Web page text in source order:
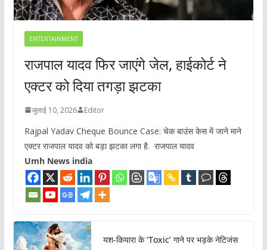
ENTERTAINMENT
राजपाल यादव फिर जाएंगे जेल, हाईकोर्ट ने
एक्टर को दिया तगड़ा झटका
जुलाई 10, 2026 Editor
Rajpal Yadav Cheque Bounce Case: चेक बाउंस केस में जाने माने
एक्टर राजपाल यादव को बड़ा झटका लगा है. राजपाल यादव
Umh News india
यश-कियारा के ‘Toxic’ गाने पर भड़के नेटिजंस